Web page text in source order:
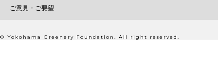
ご意見・ご要望
© Yokohama Greenery Foundation. All right reserved.